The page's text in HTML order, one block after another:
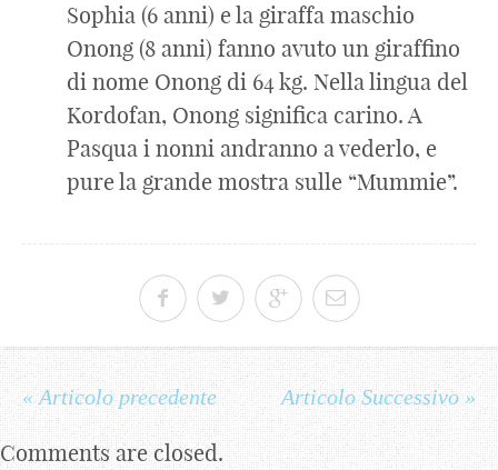
Sophia (6 anni) e la giraffa maschio
Onong (8 anni) fanno avuto un giraffino
di nome Onong di 64 kg. Nella lingua del
Kordofan, Onong significa carino. A
Pasqua i nonni andranno a vederlo, e
pure la grande mostra sulle “Mummie”.
« Articolo precedente Articolo Successivo »
Comments are closed.